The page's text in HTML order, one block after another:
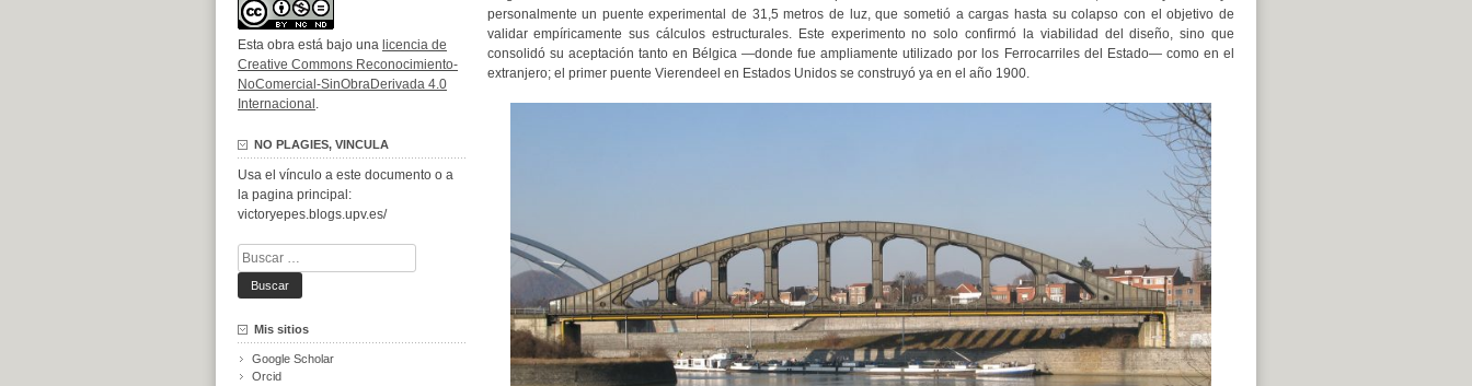
personalmente un puente experimental de 31,5 metros de luz, que sometió a cargas hasta su colapso con el objetivo de
validar empíricamente sus cálculos estructurales. Este experimento no solo confirmó la viabilidad del diseño, sino que
consolidó su aceptación tanto en Bélgica —donde fue ampliamente utilizado por los Ferrocarriles del Estado— como en el
extranjero; el primer puente Vierendeel en Estados Unidos se construyó ya en el año 1900.
Esta obra está bajo una licencia de
Creative Commons Reconocimiento-
NoComercial-SinObraDerivada 4.0
Internacional .
NO PLAGIES, VINCULA
Usa el vínculo a este documento o a
la pagina principal:
victoryepes.blogs.upv.es/
Buscar:
Mis sitios
Google Scholar
Orcid